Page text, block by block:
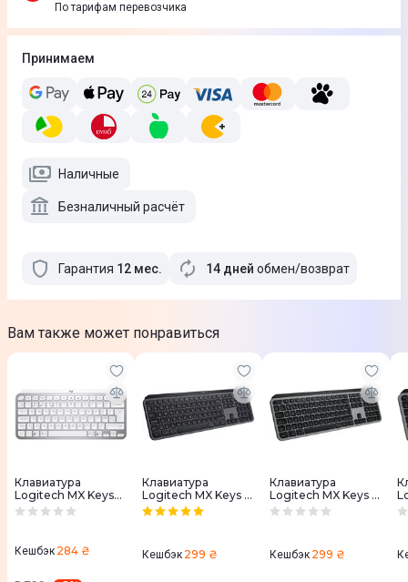
По тарифам перевозчика
Принимаем
Наличные
Безналичный расчёт
Гарантия 12 мес. 14 дней обмен/возврат
Вам также может понравиться
Клавиатура
Logitech MX Keys
Mini Minimalist
920-010499
Кешбэк 284 ₴
Клавиатура
Logitech MX Keys S
Advanced
Illuminated UA
920-011593
Кешбэк 299 ₴
Клавиатура
Logitech MX Keys S
for Mac Advanced
Grey) 920-011637
Кешбэк 299 ₴